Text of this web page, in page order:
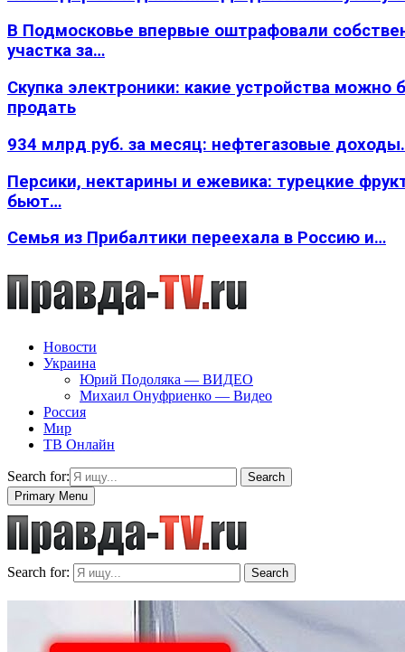
В Подмосковье впервые оштрафовали
участка за…
Скупка электроники: какие устройства можно
продать
934 млрд руб. за месяц: нефтегазовые
Персики, нектарины и ежевика: турецкие
бьют…
Семья из Прибалтики переехала в Россию и…
Новости
Украина
Юрий Подоляка — ВИДЕО
Михаил Онуфриенко — Видео
Россия
Мир
ТВ Онлайн
Search for:
Search
Primary Menu
Search for: Search